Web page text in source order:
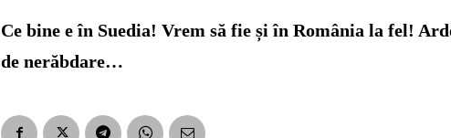
Ce bine e în Suedia! Vrem să fie și în România la fel!
de nerăbdare…